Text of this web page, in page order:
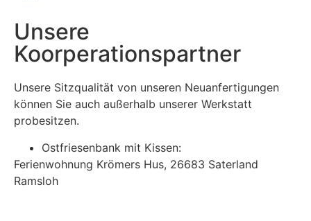
Unsere
Koorperationspartner
Unsere Sitzqualität von unseren Neuanfertigungen
können Sie auch außerhalb unserer Werkstatt
probesitzen.
Ostfriesenbank mit Kissen:
Ferienwohnung Krömers Hus, 26683 Saterland
Ramsloh